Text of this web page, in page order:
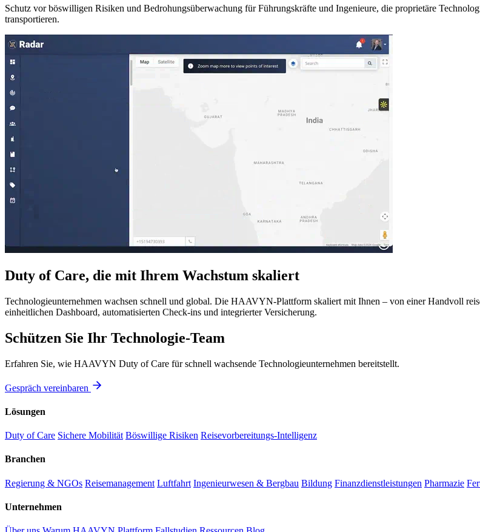
Schutz vor böswilligen Risiken und Bedrohungsüberwachung für Führungskräfte und Ingenieure, die proprietäre
transportieren.
Duty of Care, die mit Ihrem Wachstum skaliert
Technologieunternehmen wachsen schnell und global. Die HAAVYN-Plattform skaliert mit Ihnen – von einer Handvoll
einheitlichen Dashboard, automatisierten Check-ins und integrierter Versicherung.
Schützen Sie Ihr Technologie-Team
Erfahren Sie, wie HAAVYN Duty of Care für schnell wachsende Technologieunternehmen bereitstellt.
Gespräch vereinbaren
Lösungen
Duty of Care Sichere Mobilität Böswillige Risiken Reisevorbereitungs-Intelligenz
Branchen
Regierung & NGOs Reisemanagement Luftfahrt Ingenieurwesen & Bergbau Bildung Finanzdienstleistungen Pharmazie
Unternehmen